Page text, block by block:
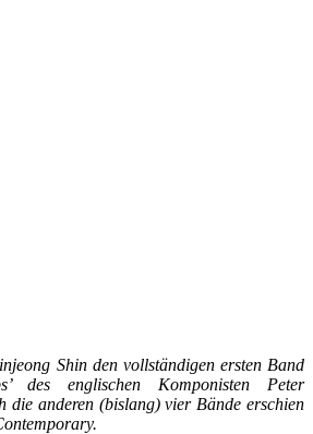
Shin den vollständigen ersten Band
des englischen Komponisten Peter
die anderen (bislang) vier Bände erschien